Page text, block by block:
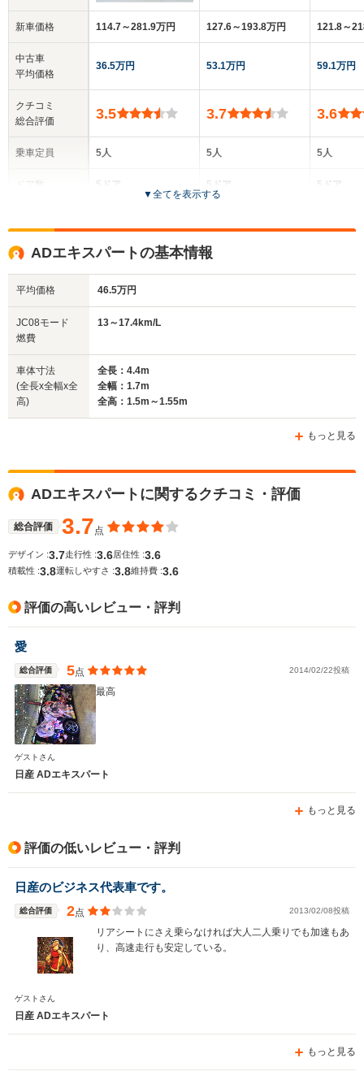
新車価格
中古車
平均価格
クチコミ
総合評価
乗車定員
サイズ
(全長x全幅x全高)
WLTCモード
燃費
排気量
駆動方式
114.7～281.9万円
36.5万円
3.5
5人
5ドア
全高
全長
-m
-
1295～2184cc
FF、4WD
127.6～193.8万円
53.1万円
3.7
5人
5ドア
全高
-
121.8～
59.1万円
3.6
5人
5ドア
全高
▼全てを表示する
ADエキスパートの基本情報
平均価格 46.5万円
JC08モード
燃費
13～17.4km/L
車体寸法
(全長x全幅x全
高)
全長：4.4m
全幅：1.7m
全高：1.5m～1.55m
もっと見る
ADエキスパートに関するクチコミ・評価
総合評価 3.7点
デザイン :3.7走行性 :3.6 居住性 :3.6
積載性 :3.8運転しやすさ :3.8維持費 :3.6
評価の高いレビュー・評判
愛
総合評価 5点 2014/02/22投稿
最高
ゲストさん
日産 ADエキスパート
もっと見る
評価の低いレビュー・評判
日産のビジネス代表車です。
総合評価 2点 2013/02/08投稿
リアシートにさえ乗らなければ大人二人乗りでも加速もあ
り、高速走行も安定している。
ゲストさん
日産 ADエキスパート
もっと見る